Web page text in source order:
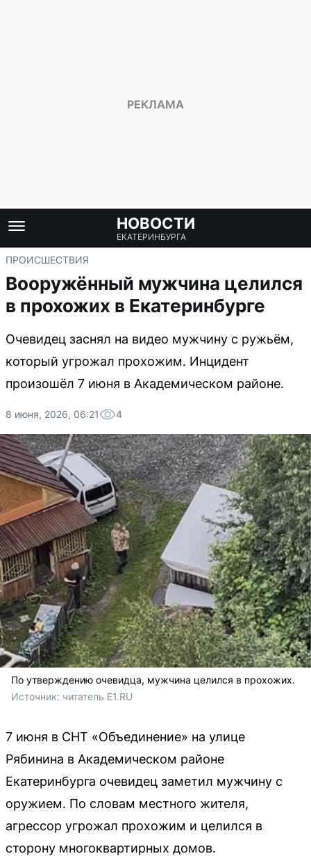
НОВОСТИ
ЕКАТЕРИНБУРГА
ПРОИСШЕСТВИЯ
Вооружённый мужчина целился
в прохожих в Екатеринбурге
Очевидец заснял на видео мужчину с ружьём,
который угрожал прохожим. Инцидент
произошёл 7 июня в Академическом районе.
8 июня, 2026, 06:21 4
По утверждению очевидца, мужчина целился в прохожих.
Источник: читатель E1.RU
7 июня в СНТ «Объединение» на улице
Рябинина в Академическом районе
Екатеринбурга очевидец заметил мужчину с
оружием. По словам местного жителя,
агрессор угрожал прохожим и целился в
сторону многоквартирных домов.